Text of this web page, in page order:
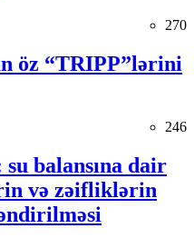
270
öz “TRIPP”lərini
246
balansına dair
və zəifliklərin